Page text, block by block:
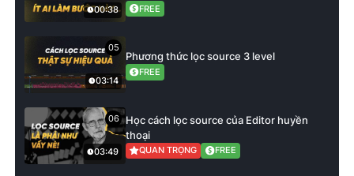
00:38 FREE
05
03:14
Phương thức lọc source 3 level
FREE
06
03:49
Học cách lọc source của Editor huyền
thoại
QUAN TRỌNG FREE